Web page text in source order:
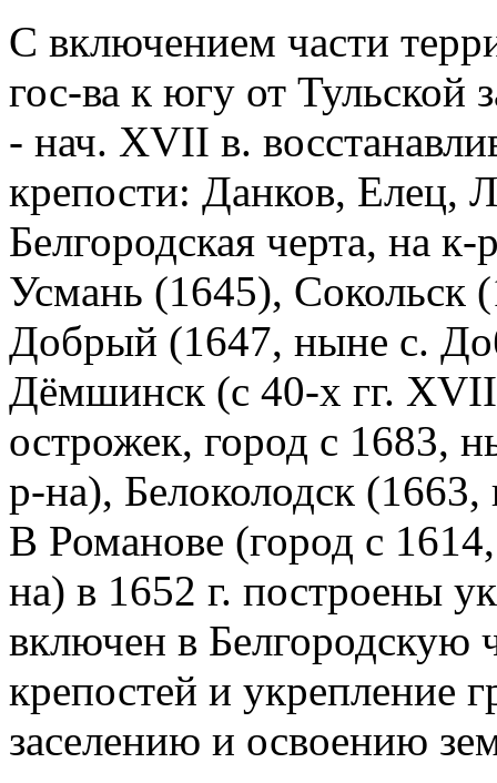
С включением части
гос-ва к югу от Тульской
- нач. XVII в.
крепости: Данков, Елец,
Белгородская черта, на
Усмань (1645), Сокольск
Добрый (1647, ныне с.
Дёмшинск (с 40-х гг.
острожек, город с 1683,
р-на), Белоколодск
В Романове (город с
на) в 1652 г. построены
включен в Белгородскую
крепостей и укрепление
заселению и освоению